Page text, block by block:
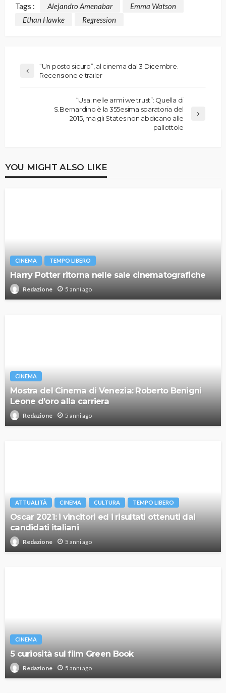
Tags : Alejandro Amenabar
Emma Watson
Ethan Hawke
Regression
“Un posto sicuro”, al cinema dal 3 Dicembre.
Recensione e trailer
“Usa: nelle armi we trust”: Quella di
S.Bernardino è la 355esima sparatoria del
2015, ma gli States non abdicano alle
pallottole
YOU MIGHT ALSO LIKE
CINEMA TEMPO LIBERO
Harry Potter ritorna nelle sale cinematografiche
Redazione 5 anni ago
CINEMA
Mostra del Cinema di Venezia: Roberto Benigni
Leone d’oro alla carriera
Redazione 5 anni ago
ATTUALITÀ CINEMA CULTURA TEMPO LIBERO
Oscar 2021: i vincitori ed i risultati ottenuti dai
candidati italiani
Redazione 5 anni ago
CINEMA
5 curiosità sul film Green Book
Redazione 5 anni ago